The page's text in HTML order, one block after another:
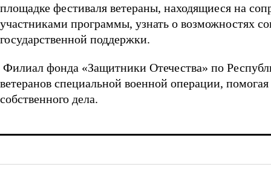
площадке фестиваля ветераны, находящиеся на
участниками программы, узнать о возможностях
государственной поддержки.
Филиал фонда «Защитники Отечества» по
ветеранов специальной военной операции,
собственного дела.